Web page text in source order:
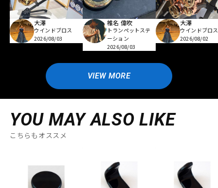
大澤
ウインドブロス
2026/08/03
椎名 偉吹
トランペットステ
ーション
2026/08/03
大澤
ウインドブロス
2026/08/02
VIEW MORE
YOU MAY ALSO LIKE
こちらもオススメ